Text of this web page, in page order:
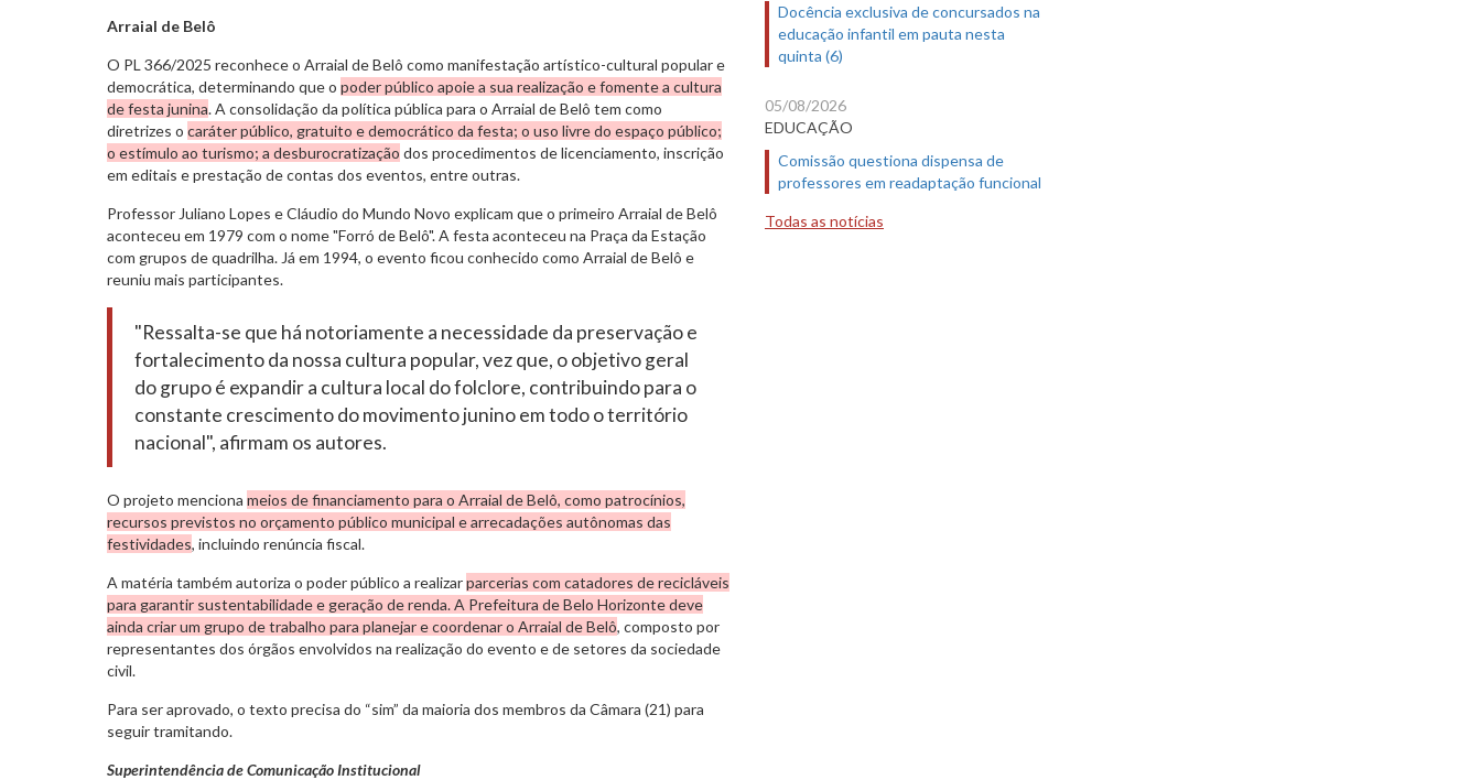
Arraial de Belô
O PL 366/2025 reconhece o Arraial de Belô como manifestação artístico-cultural popular e
democrática, determinando que o poder público apoie a sua realização e fomente a cultura
de festa junina. A consolidação da política pública para o Arraial de Belô tem como
diretrizes o caráter público, gratuito e democrático da festa; o uso livre do espaço público;
o estímulo ao turismo; a desburocratização dos procedimentos de licenciamento, inscrição
em editais e prestação de contas dos eventos, entre outras.
Professor Juliano Lopes e Cláudio do Mundo Novo explicam que o primeiro Arraial de Belô
aconteceu em 1979 com o nome "Forró de Belô". A festa aconteceu na Praça da Estação
com grupos de quadrilha. Já em 1994, o evento ficou conhecido como Arraial de Belô e
reuniu mais participantes.
"Ressalta-se que há notoriamente a necessidade da preservação e
fortalecimento da nossa cultura popular, vez que, o objetivo geral
do grupo é expandir a cultura local do folclore, contribuindo para o
constante crescimento do movimento junino em todo o território
nacional", afirmam os autores.
O projeto menciona meios de financiamento para o Arraial de Belô, como patrocínios,
recursos previstos no orçamento público municipal e arrecadações autônomas das
festividades, incluindo renúncia fiscal.
A matéria também autoriza o poder público a realizarparcerias com catadores de recicláveis
para garantir sustentabilidade e geração de renda. A Prefeitura de Belo Horizonte deve
ainda criar um grupo de trabalho para planejar e coordenar o Arraial de Belô, composto por
representantes dos órgãos envolvidos na realização do evento e de setores da sociedade
civil.
Para ser aprovado, o texto precisa do “sim” da maioria dos membros da Câmara (21) para
seguir tramitando.
Superintendência de Comunicação Institucional
Docência exclusiva de concursados na
educação infantil em pauta nesta
quinta (6)
05/08/2026
EDUCAÇÃO
Comissão questiona dispensa de
professores em readaptação funcional
Todas as notícias